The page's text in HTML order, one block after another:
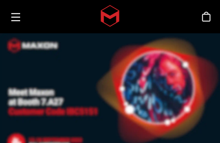
Skip to main content